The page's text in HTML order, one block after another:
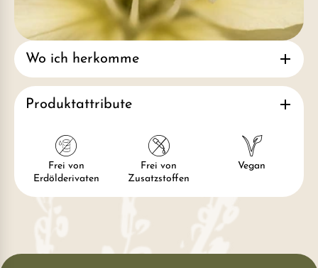
Wo ich herkomme
Produktattribute
Frei von
Erdölderivaten
Frei von
Zusatzstoffen
Vegan